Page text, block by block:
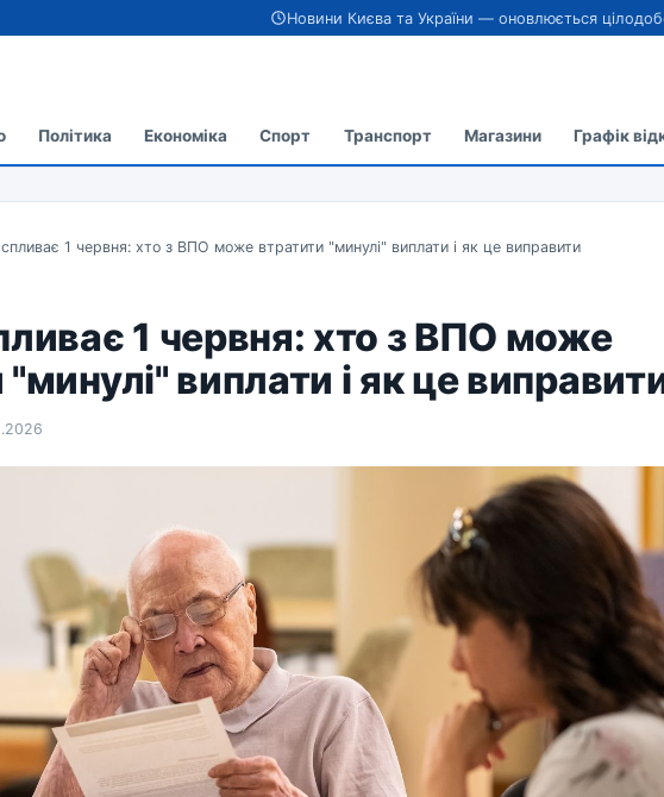
Новини Києва та України — оновлюється
Політика Економіка Спорт Транспорт Магазини Графік
1 червня: хто з ВПО може втратити "минулі" виплати і як це виправити
1 червня: хто з ВПО може
виплати і як це